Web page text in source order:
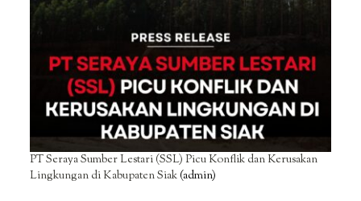
PT Seraya Sumber Lestari (SSL) Picu Konflik dan Kerusakan
Lingkungan di Kabupaten Siak(admin)